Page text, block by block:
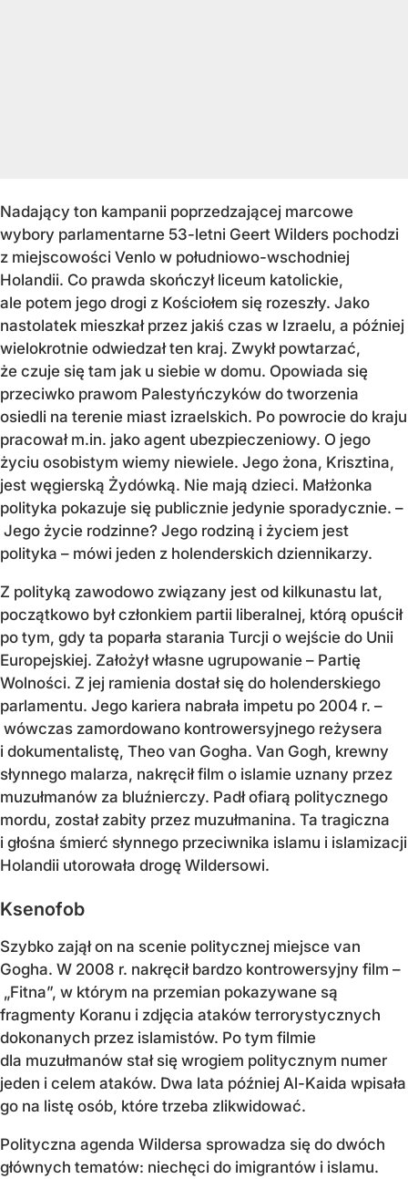
Nadający ton kampanii poprzedzającej marcowe
wybory parlamentarne 53-letni Geert Wilders pochodzi
z miejscowości Venlo w południowo-wschodniej
Holandii. Co prawda skończył liceum katolickie,
ale potem jego drogi z Kościołem się rozeszły. Jako
nastolatek mieszkał przez jakiś czas w Izraelu, a później
wielokrotnie odwiedzał ten kraj. Zwykł powtarzać,
że czuje się tam jak u siebie w domu. Opowiada się
przeciwko prawom Palestyńczyków do tworzenia
osiedli na terenie miast izraelskich. Po powrocie do kraju
pracował m.in. jako agent ubezpieczeniowy. O jego
życiu osobistym wiemy niewiele. Jego żona, Krisztina,
jest węgierską Żydówką. Nie mają dzieci. Małżonka
polityka pokazuje się publicznie jedynie sporadycznie. –
Jego życie rodzinne? Jego rodziną i życiem jest
polityka – mówi jeden z holenderskich dziennikarzy.
Z polityką zawodowo związany jest od kilkunastu lat,
początkowo był członkiem partii liberalnej, którą opuścił
po tym, gdy ta poparła starania Turcji o wejście do Unii
Europejskiej. Założył własne ugrupowanie – Partię
Wolności. Z jej ramienia dostał się do holenderskiego
parlamentu. Jego kariera nabrała impetu po 2004 r. –
wówczas zamordowano kontrowersyjnego reżysera
i dokumentalistę, Theo van Gogha. Van Gogh, krewny
słynnego malarza, nakręcił film o islamie uznany przez
muzułmanów za bluźnierczy. Padł ofiarą politycznego
mordu, został zabity przez muzułmanina. Ta tragiczna
i głośna śmierć słynnego przeciwnika islamu i islamizacji
Holandii utorowała drogę Wildersowi.
Ksenofob
Szybko zajął on na scenie politycznej miejsce van
Gogha. W 2008 r. nakręcił bardzo kontrowersyjny film –
„Fitna”, w którym na przemian pokazywane są
fragmenty Koranu i zdjęcia ataków terrorystycznych
dokonanych przez islamistów. Po tym filmie
dla muzułmanów stał się wrogiem politycznym numer
jeden i celem ataków. Dwa lata później Al-Kaida wpisała
go na listę osób, które trzeba zlikwidować.
Polityczna agenda Wildersa sprowadza się do dwóch
głównych tematów: niechęci do imigrantów i islamu.